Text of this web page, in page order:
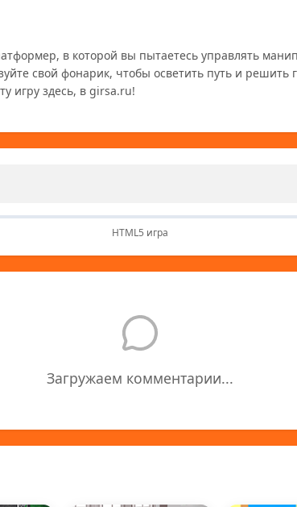
свой фонарик, чтобы осветить путь и решить
HTML5 игра
Загружаем комментарии...